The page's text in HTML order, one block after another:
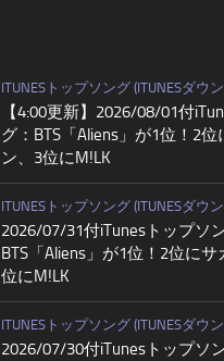
ITUNESトップソング (ITUNESダウ
【4:00更新】2026/08/01付
グ：BTS「Aliens」が1位！2
ン、3位にM!LK
ITUNESトップソング (ITUNESダウ
2026/07/31付iTunesトップソ
BTS「Aliens」が1位！2位に
位にM!LK
ITUNESトップソング (ITUNESダウ
2026/07/30付iTunesトップソ